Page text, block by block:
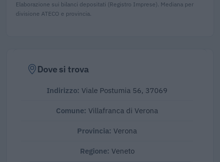
Elaborazione sui bilanci depositati (Registro Imprese). Mediana per
divisione ATECO e provincia.
Dove si trova
Indirizzo: Viale Postumia 56, 37069
Comune: Villafranca di Verona
Provincia: Verona
Regione: Veneto